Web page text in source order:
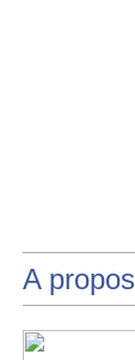
A propos